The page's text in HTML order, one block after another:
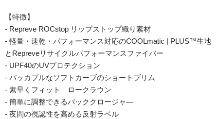
【特徴】
- Repreve ROCstop リップストップ織り素材
- 軽量・速乾・パフォーマンス対応のCOOLmatic | PLUS™生地
とRepreveリサイクルパフォーマンスファイバー
- UPF40のUVプロテクション
- パッカブルなソフトカーブのショートブリム
- 素早くフィット ロークラウン
- 簡単に調整できるバッククロージャ―
- 夜間の視認性を高める反射ラベル